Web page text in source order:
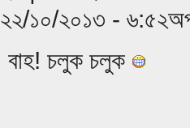
২২/১০/২০১৩ -
বাহ! চলুক চলুক